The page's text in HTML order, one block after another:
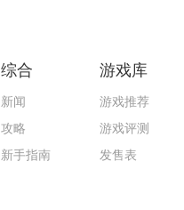
综合
新闻
攻略
新手指南
游戏库
游戏推荐
游戏评测
发售表